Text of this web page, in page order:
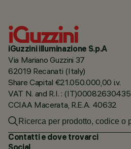
iGuzzini illuminazione S.p.A
Via Mariano Guzzini 37
62019 Recanati (Italy)
Share Capital €21.050.000,00 i.v.
VAT N. and R.I. : (IT)00082630435
CCIAA Macerata, R.E.A. 40632
Contatti e dove trovarci